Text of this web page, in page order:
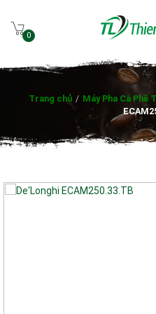
0
Trang chủ / Máy Pha Cà Phê